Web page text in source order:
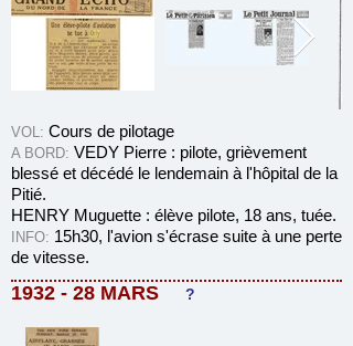
VOL: Cours de pilotage
A BORD: VEDY Pierre : pilote, grièvement
blessé et décédé le lendemain à l'hôpital de la
Pitié.
HENRY Muguette : élève pilote, 18 ans, tuée.
INFO: 15h30, l'avion s'écrase suite à une perte
de vitesse.
1932 - 28 MARS ?